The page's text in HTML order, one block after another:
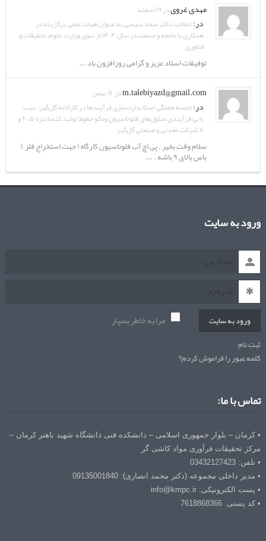
مهدی غرویدر ۱۹ اسفند
در:انتخاب دکتر صمد بنیسی به عنوان هیات علمی برگزیده در
همکاری با جامعه و صنعت در سال ۱۴۰۴ از سوی وزارت علوم، تحقیقات و
فناوری
توفیقات استاد عزیز و گرامی روزافزون باد ...
m.talebiyazd@gmail.comدر ۱۶ بهمن
در:جلسه هفتگی استانداردسازی فرآیندها در کارخانه گل‌گهر: عیب
یابی فرآیندی سلول‌های فلوتاسیون ومکو خطوط تولید کنسانتره ۵، ۶ و
۷ شرکت معدنی و صنعتی گل‌گهر
سلام وقت بخیر . پی اچ آب فلوتاسیون کارگاه ( جهت استخراج فلز )
باس بالای ۹ باشه . ...
ورود به سایت
ورود به سایت مرا به خاطر بسپار
ثبت نام
کلمه عبور را فراموش کردم؟
تماس با ما:
• کرمان – بلوار جمهوری اسلامی – دانشکده فنی دانشگاه شهید باهنر کرمان –
مرکز تحقیقات فرآوری مواد کاشی گر
• تلفن: 03432127423
• مدیر داخلی مجموعه (دکتر محمد انصاری): 09135001840
• پست الکترونیکی: info@kmpc.ir
• کد پستی: 7618868366